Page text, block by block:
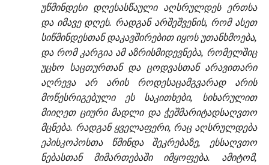
უწმინდესი დღესასწაული აღსრულდეს ერთსა
და იმავე დღეს. რადგან არშეშვენის, რომ ასეთ
სიწმინდესთან დაკავშირებით იყოს უთანხმოება,
და რომ კარგია ამ აზრისმიდევნება, რომელშიც
უცხო საცთურთან და ცოდვასთან არავითარი
აღრევა არ არის როდესაცამგვარად არის
მოწესრიგებული ეს საკითხები, სიხარულით
მიიღეთ ციური მადლი და ჭეშმარიტადსაღვთო
მცნება. რადგან ყველაფერი, რაც აღსრულდება
ეპისკოპოსთა წმინდა შეკრებაზე, ესსაღვთო
ნებასთან მიმართებაში იმყოფება. ამიტომ,